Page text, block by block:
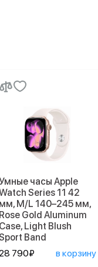
часы Apple
Series 11 42
мм, M/L 140–245 мм,
Rose Gold Aluminum
Case, Light Blush
Band
790₽
в корзину